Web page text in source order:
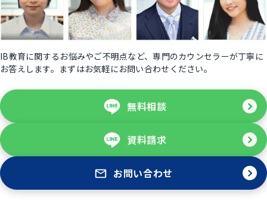
IB教育に関するお悩みやご不明点など、専門のカウンセラーが丁寧に
お答えします。まずはお気軽にお問い合わせください。
無料相談
資料請求
お問い合わせ